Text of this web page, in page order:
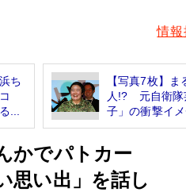
情報
ち
...
【写真7枚】ま
人!? 元自衛隊
子」の衝撃イメ
かでパトカー
思い出」を話し